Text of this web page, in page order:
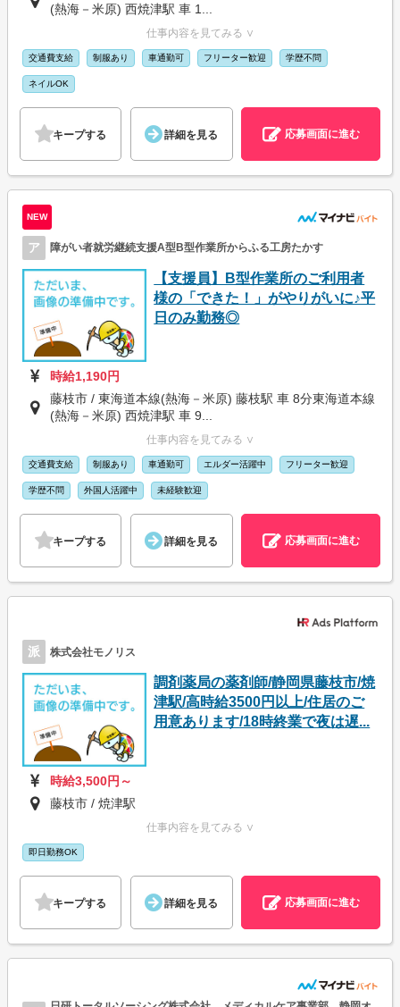
(熱海－米原) 西焼津駅 車 1...
仕事内容を見てみる ∨
交通費支給 制服あり 車通勤可 フリーター歓迎 学歴不問
ネイルOK
キープする 詳細を見る 応募画面に進む
NEW
ア 障がい者就労継続支援A型B型作業所からふる工房たかす
【支援員】B型作業所のご利用者
様の「できた！」がやりがいに♪平
日のみ勤務◎
時給1,190円
藤枝市 / 東海道本線(熱海－米原) 藤枝駅 車 8分東海道本線
(熱海－米原) 西焼津駅 車 9...
仕事内容を見てみる ∨
交通費支給 制服あり 車通勤可 エルダー活躍中 フリーター歓迎
学歴不問 外国人活躍中 未経験歓迎
キープする 詳細を見る 応募画面に進む
派 株式会社モノリス
調剤薬局の薬剤師/静岡県藤枝市/焼
津駅/高時給3500円以上/住居のご
用意あります/18時終業で夜は遅...
時給3,500円～
藤枝市 / 焼津駅
仕事内容を見てみる ∨
即日勤務OK
キープする 詳細を見る 応募画面に進む